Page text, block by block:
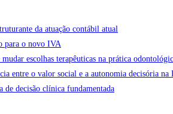
da atuação contábil atual
para o novo IVA
escolhas terapêuticas na prática
entre o valor social e a autonomia decisória na
de decisão clínica fundamentada